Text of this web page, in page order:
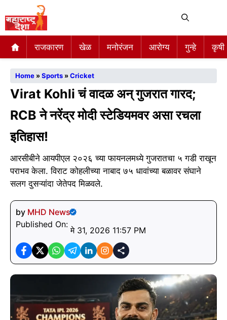
राजकारण खेळ मनोरंजन आरोग्य गुन्हे कृषी
Home »Sports »Cricket
Virat Kohli चं वादळ अन् गुजरात गारद;
RCB ने नरेंद्र मोदी स्टेडियमवर असा रचला
इतिहास!
आरसीबीने आयपीएल २०२६ च्या फायनलमध्ये गुजरातचा ५ गडी राखून
पराभव केला. विराट कोहलीच्या नाबाद ७५ धावांच्या बळावर संघाने
सलग दुसऱ्यांदा जेतेपद मिळवले.
by MHD News
Published On:
मे 31, 2026 11:57 PM